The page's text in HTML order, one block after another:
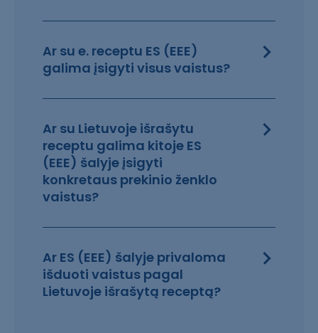
Ar su e. receptu ES (EEE)
galima įsigyti visus vaistus?
Ar su Lietuvoje išrašytu
receptu galima kitoje ES
(EEE) šalyje įsigyti
konkretaus prekinio ženklo
vaistus?
Ar ES (EEE) šalyje privaloma
išduoti vaistus pagal
Lietuvoje išrašytą receptą?